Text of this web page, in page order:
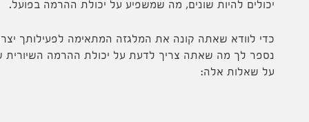
יכולים להיות שונים, מה שמשפיע על יכולת ההרמה בפועל.
כדי לוודא שאתה קונה את המלגזה המתאימה לפעילותך
נספר לך מה שאתה צריך לדעת על יכולת ההרמה השיורית
על שאלות אלה: